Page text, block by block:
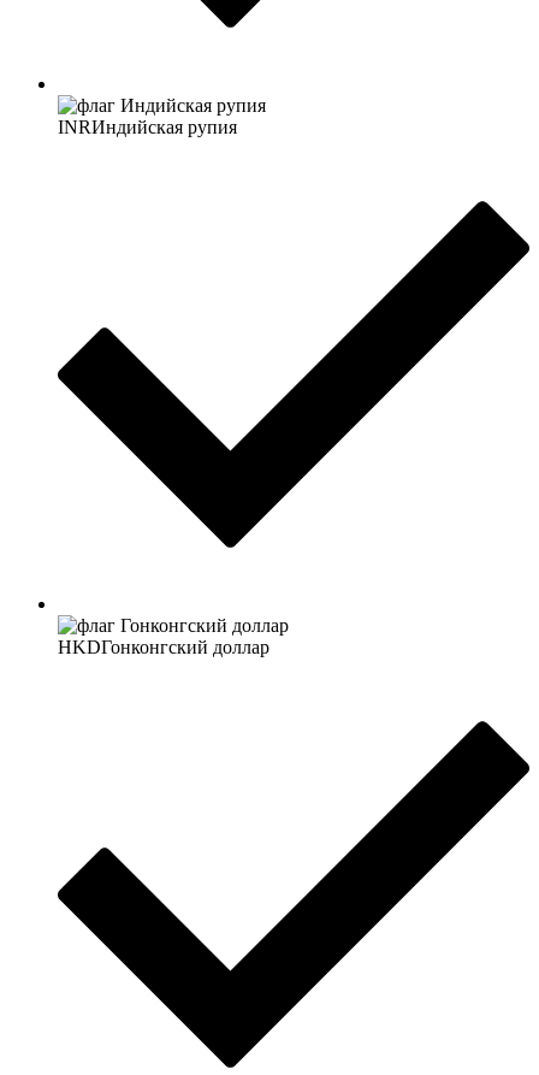
INRИндийская рупия
HKDГонконгский доллар